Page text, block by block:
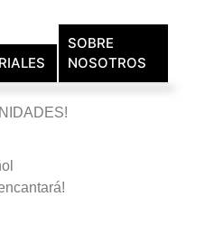
SOBRE
NOSOTROS